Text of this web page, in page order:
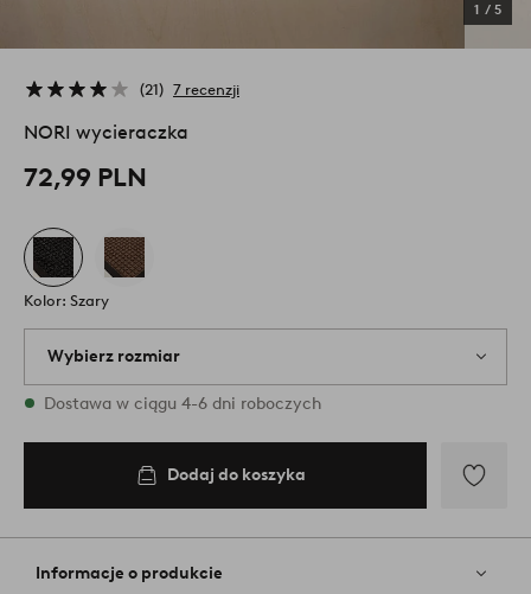
1 / 5
21 7 recenzji
NORI wycieraczka
72,99 PLN
Kolor: Szary
Wybierz rozmiar
{variants} rozmiary są dostępne w magazynie
Dostawa w ciągu 4-6 dni roboczych
DodajDodaj do koszyka
do
Informacje o produkcie